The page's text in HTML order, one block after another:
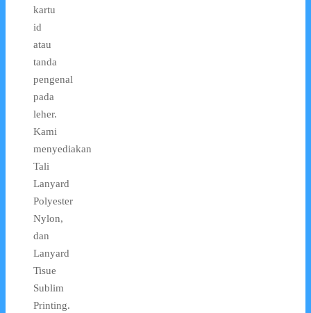
kartu
id
atau
tanda
pengenal
pada
leher.
Kami
menyediakan
Tali
Lanyard
Polyester
Nylon,
dan
Lanyard
Tisue
Sublim
Printing.